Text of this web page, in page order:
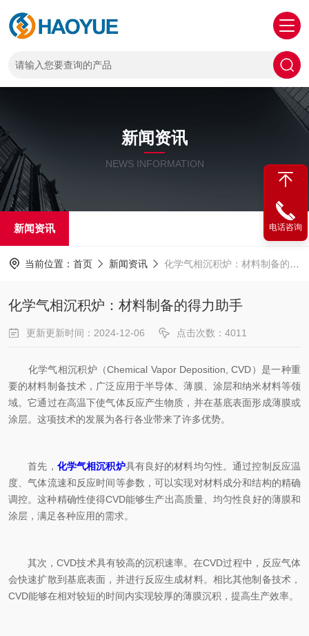
新闻资讯
NEWS INFORMATION
新闻资讯
当前位置： 首页 新闻资讯 化学气相沉积炉：材料制备的得力助手
化学气相沉积炉：材料制备的得力助手
更新更新时间：2024-12-06 点击次数：4011
化学气相沉积炉（Chemical Vapor Deposition, CVD）是一种重
要的材料制备技术，广泛应用于半导体、薄膜、涂层和纳米材料等领
域。它通过在高温下使气体反应产生物质，并在基底表面形成薄膜或
涂层。这项技术的发展为各行各业带来了许多优势。
首先， 化学气相沉积炉具有良好的材料均匀性。通过控制反应温
度、气体流速和反应时间等参数，可以实现对材料成分和结构的精确
调控。这种精确性使得CVD能够生产出高质量、均匀性良好的薄膜和
涂层，满足各种应用的需求。
其次，CVD技术具有较高的沉积速率。在CVD过程中，反应气体
会快速扩散到基底表面，并进行反应生成材料。相比其他制备技术，
CVD能够在相对较短的时间内实现较厚的薄膜沉积，提高生产效率。
电话咨询